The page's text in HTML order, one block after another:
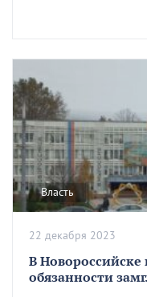
Власть
В
обязанности
22 декабря 2023